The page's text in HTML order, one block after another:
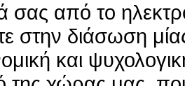
σας από το
στην διάσωση
και